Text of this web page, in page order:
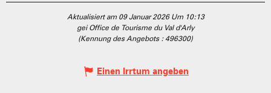
Aktualisiert am 09 Januar 2026 Um 10:13
gei Office de Tourisme du Val d'Arly
(Kennung des Angebots : 496300)
Einen Irrtum angeben